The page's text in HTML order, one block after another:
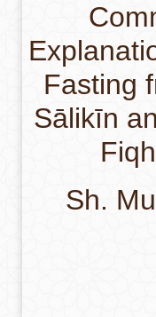
Fasting
Sālikīn
Sh.